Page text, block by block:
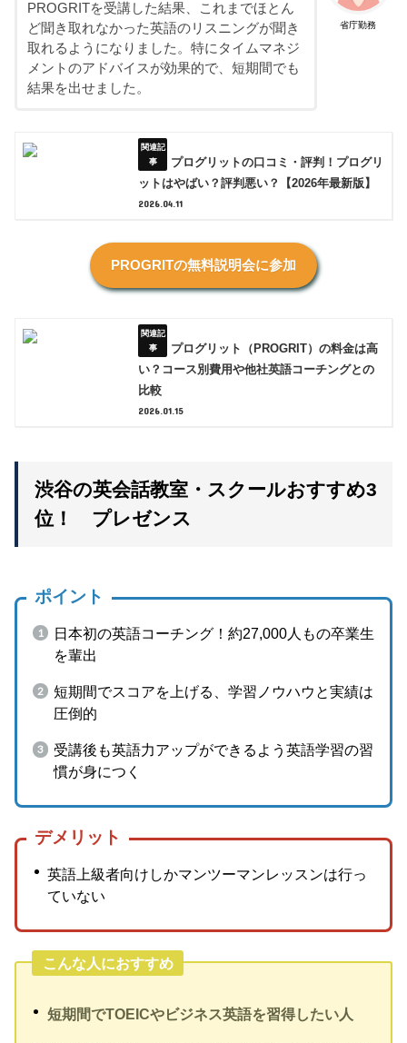
省庁勤務
PROGRITを受講した結果、これまでほとん
ど聞き取れなかった英語のリスニングが聞き
取れるようになりました。特にタイムマネジ
メントのアドバイスが効果的で、短期間でも
結果を出せました。
プログリットの口コミ・評判！プログリ
ットはやばい？評判悪い？【2026年最新版】
2026.04.11
PROGRITの無料説明会に参加
プログリット（PROGRIT）の料金は高
い？コース別費用や他社英語コーチングとの
比較
2026.01.15
渋谷の英会話教室・スクールおすすめ3
位！ プレゼンス
ポイント
日本初の英語コーチング！約27,000人もの卒業生
を輩出
短期間でスコアを上げる、学習ノウハウと実績は
圧倒的
受講後も英語力アップができるよう英語学習の習
慣が身につく
デメリット
英語上級者向けしかマンツーマンレッスンは行っ
ていない
こんな人におすすめ
短期間でTOEICやビジネス英語を習得したい人